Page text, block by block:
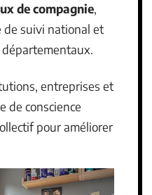
de compagnie,
de suivi national et
entreprises et
de conscience
pour améliorer